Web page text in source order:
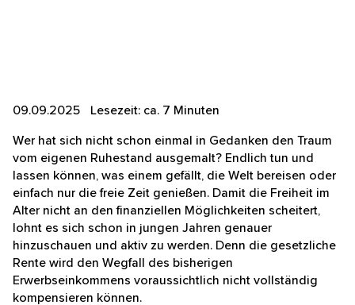
09.09.2025 Lesezeit: ca. 7 Minuten
Wer hat sich nicht schon einmal in Gedanken den
Traum vom eigenen Ruhestand ausgemalt? Endlich
tun und lassen können, was einem gefällt, die Welt
bereisen oder einfach nur die freie Zeit genießen.
Damit die Freiheit im Alter nicht an den finanziellen
Möglichkeiten scheitert, lohnt es sich schon in jungen
Jahren genauer hinzuschauen und aktiv zu werden.
Denn die gesetzliche Rente wird den Wegfall des
bisherigen Erwerbseinkommens voraussichtlich nicht
vollständig kompensieren können.